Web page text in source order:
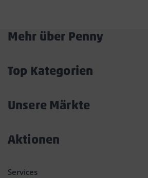
Mehr über Penny
Top Kategorien
Unsere Märkte
Aktionen
Services